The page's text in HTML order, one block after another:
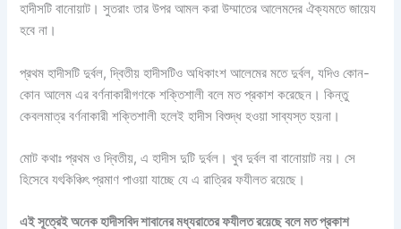
হাদীসটি বানোয়াট। সুতরাং তার উপর আমল করা উম্মাতের আলেমদের ঐক্যমতে জায়েয
হবে না।
প্রথম হাদীসটি দুর্বল, দ্বিতীয় হাদীসটিও অধিকাংশ আলেমের মতে দুর্বল, যদিও কোন-
কোন আলেম এর বর্ণনাকারীগণকে শক্তিশালী বলে মত প্রকাশ করেছেন। কিন্তু
কেবলমাত্র বর্ণনাকারী শক্তিশালী হলেই হাদীস বিশুদ্ধ হওয়া সাব্যস্ত হয়না।
মোট কথাঃ প্রথম ও দ্বিতীয়, এ হাদীস দুটি দুর্বল। খুব দুর্বল বা বানোয়াট নয়। সে
হিসেবে যৎকিঞ্চিৎ প্রমাণ পাওয়া যাচ্ছে যে এ রাত্রির ফযীলত রয়েছে।
এই সূত্রেই অনেক হাদীসবিদ শাবানের মধ্যরাতের ফযীলত রয়েছে বলে মত প্রকাশ